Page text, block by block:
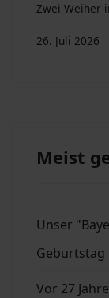
Zwei Weiher
26. Juli 2026
Meist
Unser
Geburtstag
Vor 27